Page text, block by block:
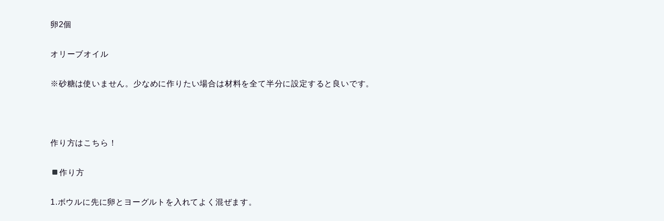
卵2個
オリーブオイル
※砂糖は使いません。少なめに作りたい場合は材料を全て半分に設定すると良いです。
作り方はこちら！
作り方
1.ボウルに先に卵とヨーグルトを入れてよく混ぜます。